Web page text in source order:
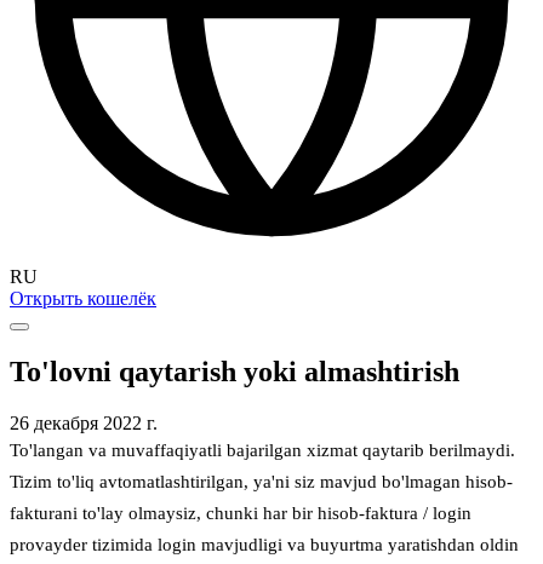
RU
Открыть кошелёк
To'lovni qaytarish yoki almashtirish
26 декабря 2022 г.
To'langan va muvaffaqiyatli bajarilgan xizmat qaytarib berilmaydi.
Tizim to'liq avtomatlashtirilgan, ya'ni siz mavjud bo'lmagan hisob-
fakturani to'lay olmaysiz, chunki har bir hisob-faktura / login
provayder tizimida login mavjudligi va buyurtma yaratishdan oldin